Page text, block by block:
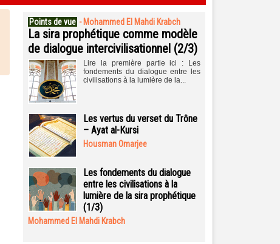
Points de vue - Mohammed El Mahdi Krabch
La sira prophétique comme modèle
de dialogue intercivilisationnel (2/3)
Lire la première partie ici : Les
fondements du dialogue entre les
civilisations à la lumière de la...
Les vertus du verset du Trône
– Ayat al-Kursi
Housman Omarjee
Les fondements du dialogue
entre les civilisations à la
lumière de la sira prophétique
(1/3)
Mohammed El Mahdi Krabch